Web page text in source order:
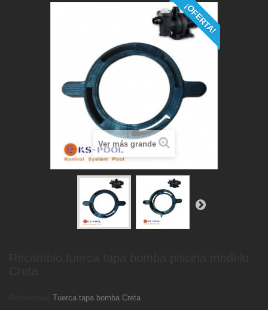
¡OFERTA!
Ver más grande
Tuerca tapa bomba Creta